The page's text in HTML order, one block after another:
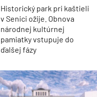
Historický park pri kaštieli
v Senici ožije. Obnova
národnej kultúrnej
pamiatky vstupuje do
ďalšej fázy